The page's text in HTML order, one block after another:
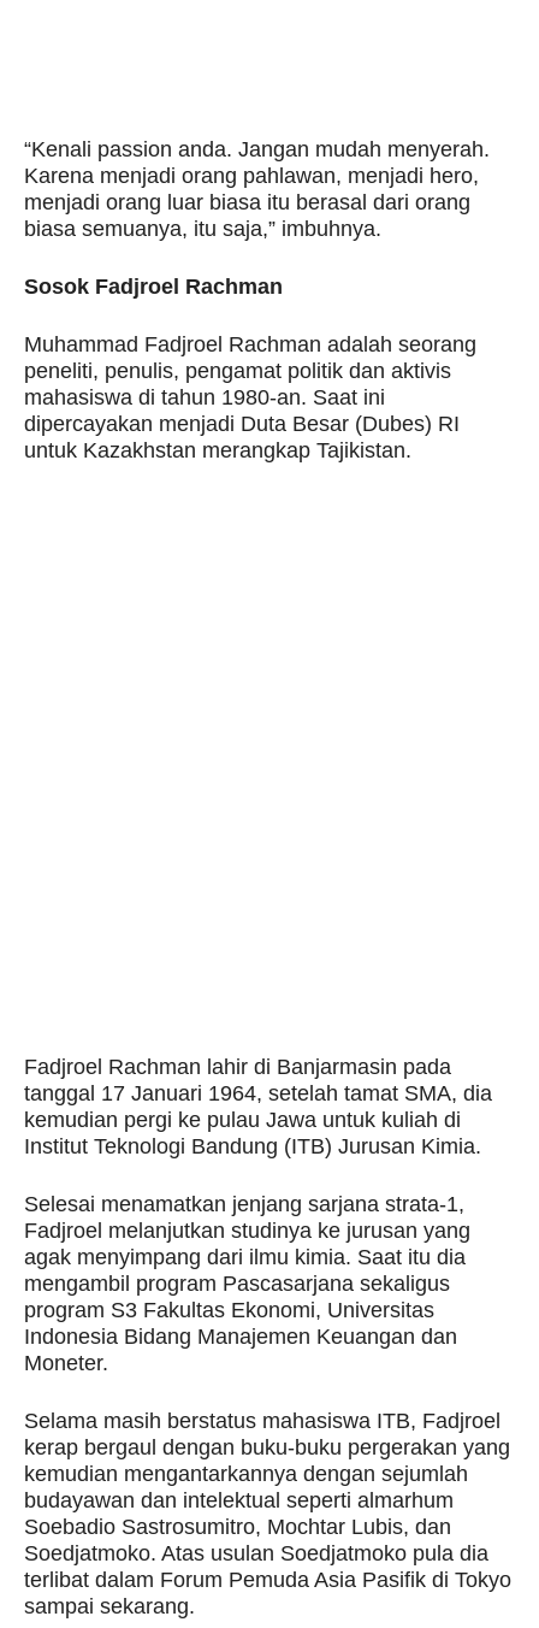
“Kenali passion anda. Jangan mudah menyerah.
Karena menjadi orang pahlawan, menjadi hero,
menjadi orang luar biasa itu berasal dari orang
biasa semuanya, itu saja,” imbuhnya.
Sosok Fadjroel Rachman
Muhammad Fadjroel Rachman adalah seorang
peneliti, penulis, pengamat politik dan aktivis
mahasiswa di tahun 1980-an. Saat ini
dipercayakan menjadi Duta Besar (Dubes) RI
untuk Kazakhstan merangkap Tajikistan.
Fadjroel Rachman lahir di Banjarmasin pada
tanggal 17 Januari 1964, setelah tamat SMA, dia
kemudian pergi ke pulau Jawa untuk kuliah di
Institut Teknologi Bandung (ITB) Jurusan Kimia.
Selesai menamatkan jenjang sarjana strata-1,
Fadjroel melanjutkan studinya ke jurusan yang
agak menyimpang dari ilmu kimia. Saat itu dia
mengambil program Pascasarjana sekaligus
program S3 Fakultas Ekonomi, Universitas
Indonesia Bidang Manajemen Keuangan dan
Moneter.
Selama masih berstatus mahasiswa ITB, Fadjroel
kerap bergaul dengan buku-buku pergerakan yang
kemudian mengantarkannya dengan sejumlah
budayawan dan intelektual seperti almarhum
Soebadio Sastrosumitro, Mochtar Lubis, dan
Soedjatmoko. Atas usulan Soedjatmoko pula dia
terlibat dalam Forum Pemuda Asia Pasifik di Tokyo
sampai sekarang.